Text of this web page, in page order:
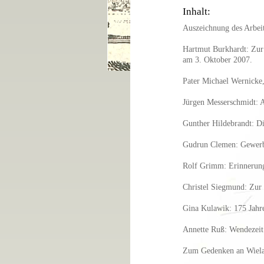
Inhalt:
Auszeichnung des
Hartmut Burkhardt: Zur
am 3. Oktober 2007.
Pater Michael
Jürgen Messerschmidt:
Gunther Hildebrandt:
Gudrun Clemen:
Rolf Grimm:
Christel Siegmund: Zur
Gina Kulawik: 175
Annette Ruß:
Zum Gedenken an